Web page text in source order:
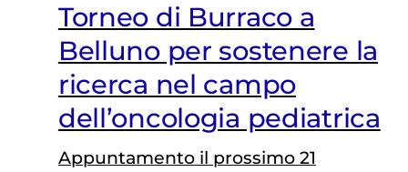
Torneo di Burraco a
Belluno per sostenere la
ricerca nel campo
dell’oncologia pediatrica
Appuntamento il prossimo 21